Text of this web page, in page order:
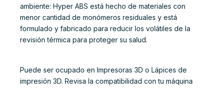
ambiente: Hyper ABS está hecho de materiales con
menor cantidad de monómeros residuales y está
formulado y fabricado para reducir los volátiles de la
revisión térmica para proteger su salud.
Puede ser ocupado en Impresoras 3D o Lápices de
impresión 3D. Revisa la compatibilidad con tu máquina